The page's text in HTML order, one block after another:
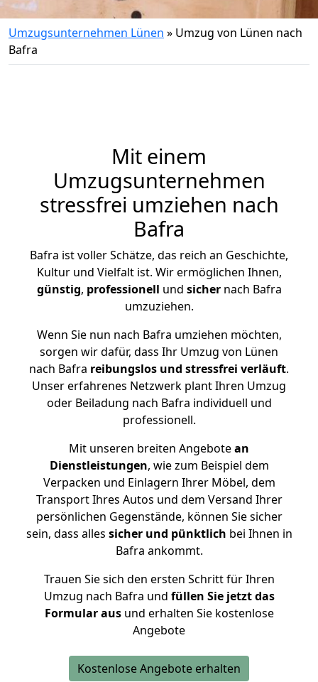
Umzugsunternehmen Lünen » Umzug von Lünen nach
Bafra
Mit einem
Umzugsunternehmen
stressfrei umziehen nach
Bafra
Bafra ist voller Schätze, das reich an Geschichte,
Kultur und Vielfalt ist. Wir ermöglichen Ihnen,
günstig, professionell und sichernach Bafra
umzuziehen.
Wenn Sie nun nach Bafra umziehen möchten,
sorgen wir dafür, dass Ihr Umzug von Lünen
nach Bafra reibungslos und stressfrei verläuft.
Unser erfahrenes Netzwerk plant Ihren Umzug
oder Beiladung nach Bafra individuell und
professionell.
Mit unseren breiten Angebotean
Dienstleistungen, wie zum Beispiel dem
Verpacken und Einlagern Ihrer Möbel, dem
Transport Ihres Autos und dem Versand Ihrer
persönlichen Gegenstände, können Sie sicher
sein, dass alles sicher und pünktlich bei Ihnen in
Bafra ankommt.
Trauen Sie sich den ersten Schritt für Ihren
Umzug nach Bafra und füllen Sie jetzt das
Formular ausund erhalten Sie kostenlose
Angebote
Kostenlose Angebote erhalten